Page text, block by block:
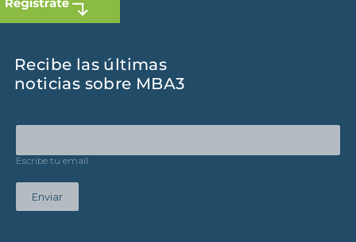
Recibe las últimas
noticias sobre MBA3
Escribe tu email
Enviar